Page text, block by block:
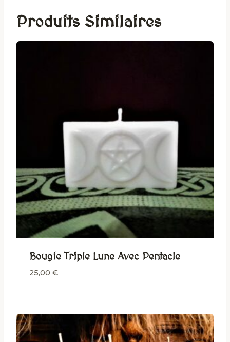
Produits Similaires
Bougie Triple Lune Avec Pentacle
25,00 €